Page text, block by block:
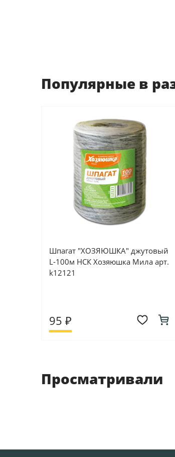
Популярные в
Шпагат "ХОЗЯЮШКА" джутовый
L-100м НСК Хозяюшка Мила арт.
k12121
95 ₽
Просматривали